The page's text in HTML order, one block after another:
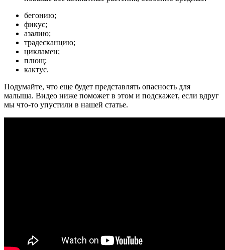
бегонию;
фикус;
азалию;
традесканцию;
цикламен;
плющ;
кактус.
Подумайте, что еще будет представлять опасность для
малыша. Видео ниже поможет в этом и подскажет, если вдруг
мы что-то упустили в нашей статье.